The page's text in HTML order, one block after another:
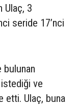
Ulaç, 3
seride 17’nci
bulunan
ve
etti. Ulaç, buna